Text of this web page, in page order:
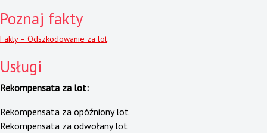
Poznaj fakty
Fakty – Odszkodowanie za lot
Usługi
Rekompensata za lot:
Rekompensata za opóźniony lot
Rekompensata za odwołany lot